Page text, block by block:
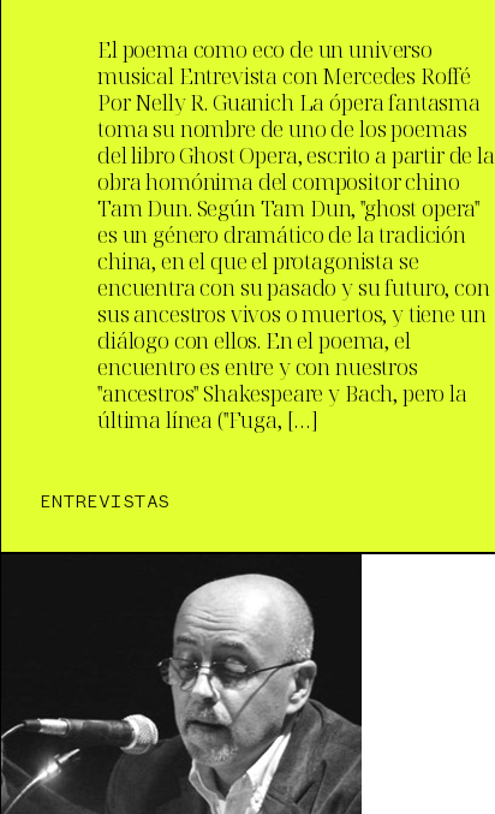
El poema como eco de un universo
musical Entrevista con Mercedes Roffé
Por Nelly R. Guanich La ópera fantasma
toma su nombre de uno de los poemas
del libro Ghost Opera, escrito a partir de la
obra homónima del compositor chino
Tam Dun. Según Tam Dun, "ghost opera"
es un género dramático de la tradición
china, en el que el protagonista se
encuentra con su pasado y su futuro, con
sus ancestros vivos o muertos, y tiene un
diálogo con ellos. En el poema, el
encuentro es entre y con nuestros
"ancestros" Shakespeare y Bach, pero la
última línea ("Fuga, […]
ENTREVISTAS